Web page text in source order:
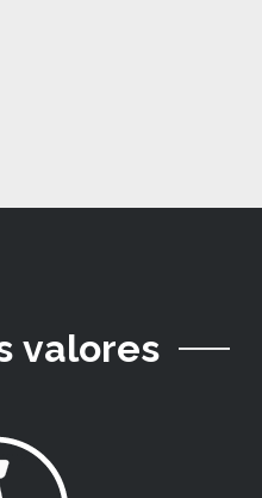
valores